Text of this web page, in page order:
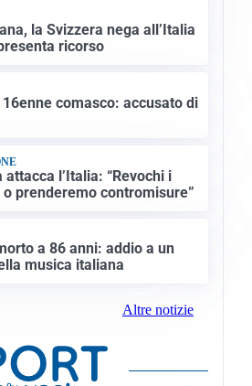
la Svizzera nega all’Italia
ricorso
comasco: accusato di
l’Italia: “Revochi i
prenderemo contromisure”
a 86 anni: addio a un
musica italiana
Altre notizie